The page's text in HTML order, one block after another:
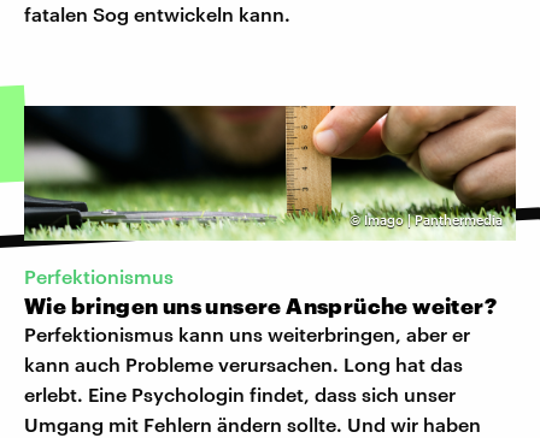
fatalen Sog entwickeln kann.
©Imago | Panthermedia
Perfektionismus
Wie bringen uns unsere Ansprüche weiter?
Perfektionismus kann uns weiterbringen, aber er
kann auch Probleme verursachen. Long hat das
erlebt. Eine Psychologin findet, dass sich unser
Umgang mit Fehlern ändern sollte. Und wir haben